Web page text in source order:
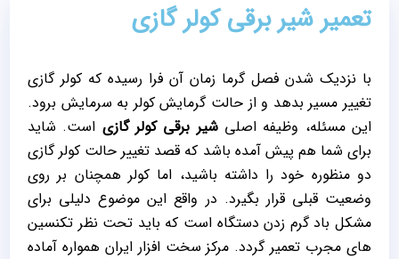
تعمیر شیر برقی کولر گازی
با نزدیک شدن فصل گرما زمان آن فرا رسیده که کولر گازی
تغییر مسیر بدهد و از حالت گرمایش کولر به سرمایش برود.
این مسئله، وظیفه اصلیشیر برقی کولر گازی است. شاید
برای شما هم پیش آمده باشد که قصد تغییر حالت کولر گازی
دو منظوره خود را داشته باشید، اما کولر همچنان بر روی
وضعیت قبلی قرار بگیرد. در واقع این موضوع دلیلی برای
مشکل باد گرم زدن دستگاه است که باید تحت نظر تکنسین
های مجرب تعمیر گردد. مرکز سخت افزار ایران همواره آماده